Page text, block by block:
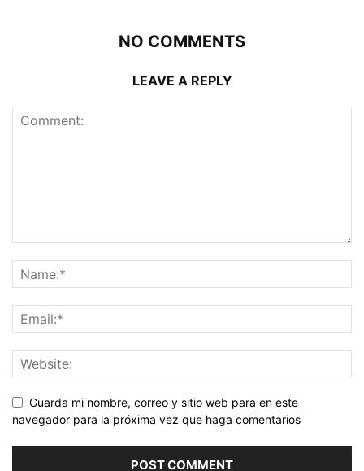
NO COMMENTS
LEAVE A REPLY
Guarda mi nombre, correo y sitio web para en este
navegador para la próxima vez que haga comentarios